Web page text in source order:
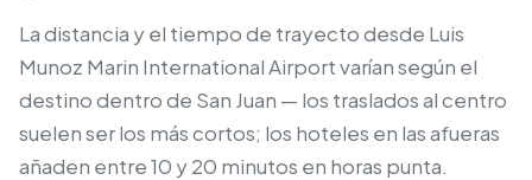
La distancia y el tiempo de trayecto desde Luis
Munoz Marin International Airport varían según el
destino dentro de San Juan — los traslados al centro
suelen ser los más cortos; los hoteles en las afueras
añaden entre 10 y 20 minutos en horas punta.